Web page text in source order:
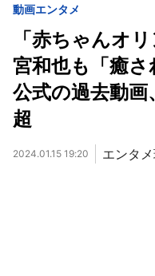
動画エンタメ
「赤ちゃんオ
宮和也も「癒
公式の過去動画
超
2024.01.15 19:20 エンタ